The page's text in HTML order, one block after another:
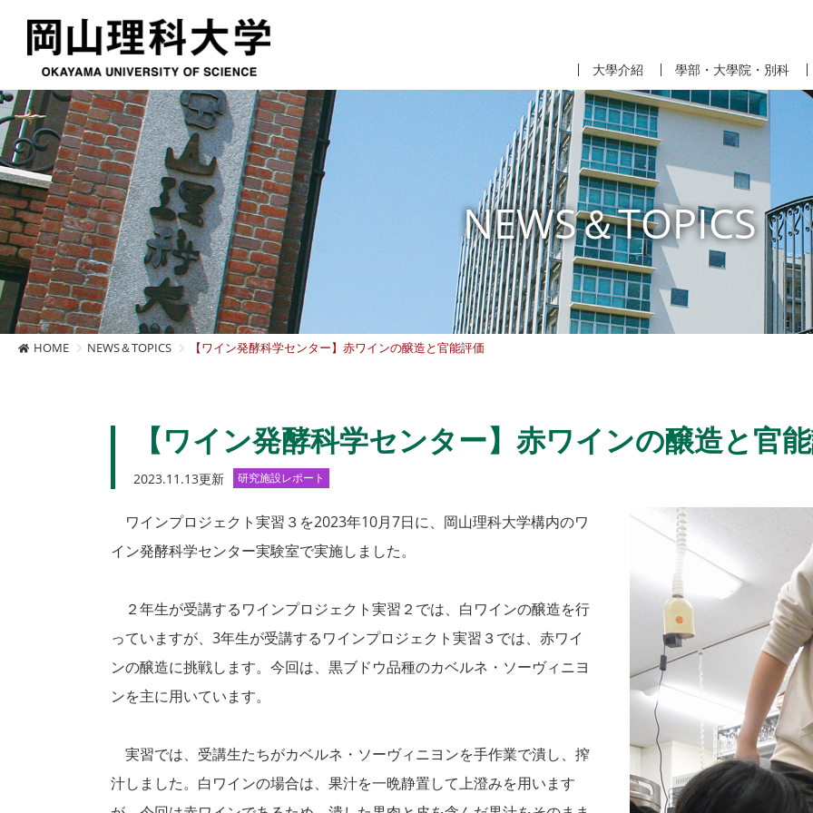
大學介紹 學部・大學院・別科
NEWS＆TOPICS
HOME NEWS＆TOPICS 【ワイン発酵科学センター】赤ワインの醸造と官能評価
【ワイン発酵科学センター】赤ワインの醸造と官
2023.11.13更新 研究施設レポート
ワインプロジェクト実習３を2023年10月7日に、岡山理科大学構内のワ
イン発酵科学センター実験室で実施しました。
２年生が受講するワインプロジェクト実習２では、白ワインの醸造を行
っていますが、3年生が受講するワインプロジェクト実習３では、赤ワイ
ンの醸造に挑戦します。今回は、黒ブドウ品種のカベルネ・ソーヴィニヨ
ンを主に用いています。
実習では、受講生たちがカベルネ・ソーヴィニヨンを手作業で潰し、搾
汁しました。白ワインの場合は、果汁を一晩静置して上澄みを用います